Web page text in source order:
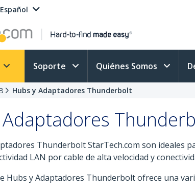
Español
Soporte Quiénes Somos
Hubs y Adaptadores Thunderbolt
Adaptadores
Thunderbolt StarTech.com son ideales
LAN por cable de alta velocidad y
Hubs y Adaptadores Thunderbolt ofrece una